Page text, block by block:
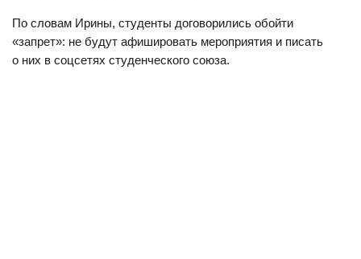
По словам Ирины, студенты договорились обойти
«запрет»: не будут афишировать мероприятия и писать
о них в соцсетях студенческого союза.